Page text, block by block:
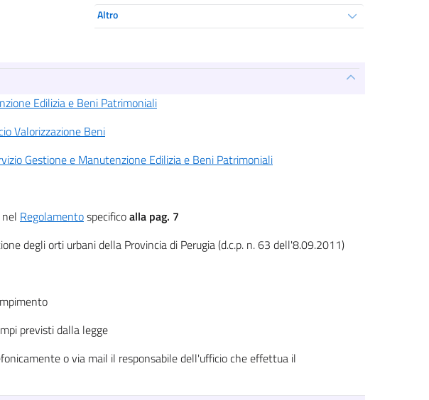
Altro
Edilizia e Beni Patrimoniali
Valorizzazione Beni
Gestione e Manutenzione Edilizia e Beni Patrimoniali
Regolamentospecificoalla pag. 7
degli orti urbani della Provincia di Perugia (d.c.p. n. 63 dell'8.09.2011)
previsti dalla legge
o via mail il responsabile dell'ufficio che effettua il